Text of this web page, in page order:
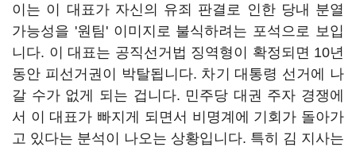
이는 이 대표가 자신의 유죄 판결로 인한 당내 분열
가능성을 '원팀' 이미지로 불식하려는 포석으로 보입
니다. 이 대표는 공직선거법 징역형이 확정되면 10년
동안 피선거권이 박탈됩니다. 차기 대통령 선거에 나
갈 수가 없게 되는 겁니다. 민주당 대권 주자 경쟁에
서 이 대표가 빠지게 되면서 비명계에 기회가 돌아가
고 있다는 분석이 나오는 상황입니다. 특히 김 지사는